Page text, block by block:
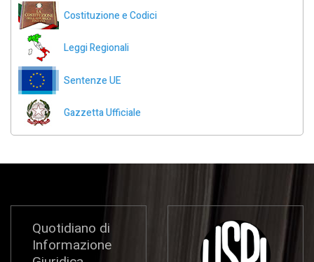
Costituzione e Codici
Leggi Regionali
Sentenze UE
Gazzetta Ufficiale
Quotidiano di
Informazione